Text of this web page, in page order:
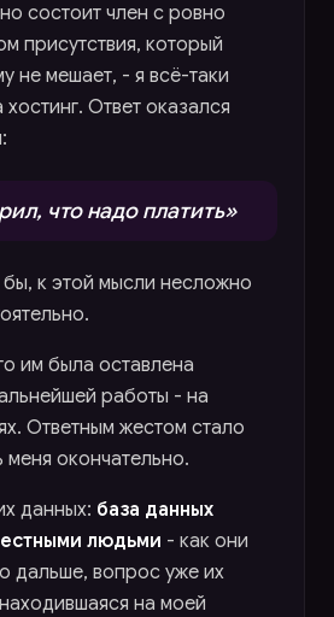
состоит член с ровно
присутствия, который
не мешает, - я всё-таки
хостинг. Ответ оказался
что надо платить»
бы, к этой мысли несложно
им была оставлена
работы - на
Ответным жестом стало
меня окончательно.
данных: база данных
людьми - как они
дальше, вопрос уже их
на моей